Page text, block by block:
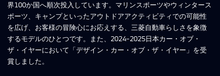
界100か国へ順次投入しています。マリンスポーツやウィンタース
ポーツ、キャンプといったアウトドアアクティビティでの可能性
を広げ、お客様の冒険心にお応えする、三菱自動車らしさを象徴
するモデルのひとつです。また、2024-2025日本カー・オブ・
ザ・イヤーにおいて「デザイン・カー・オブ・ザ・イヤー」を受
賞しました。